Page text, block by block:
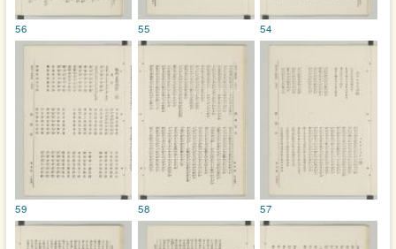
54
55
56
57
58
59